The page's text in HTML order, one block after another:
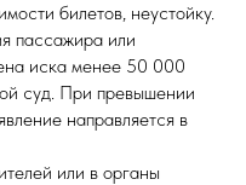
билетов, неустойку.
пассажира или
иска менее 50 000
суд. При превышении
направляется в
или в органы